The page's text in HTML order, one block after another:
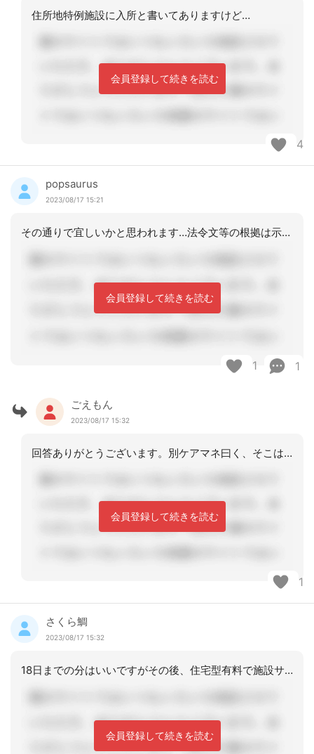
住所地特例施設に入所と書いてありますけど…
会員登録して続きを読む
4
popsaurus
2023/08/17 15:21
その通りで宜しいかと思われます…法令文等の根拠は示せませんが、以前、同様のケース
会員登録して続きを読む
1 1
ごえもん
2023/08/17 15:32
回答ありがとうございます。別ケアマネ曰く、そこは居宅、市はからまないとの事で、居
会員登録して続きを読む
1
さくら鯛
2023/08/17 15:32
18日までの分はいいですがその後、住宅型有料で施設サービス？居宅の事業所が引き継
会員登録して続きを読む